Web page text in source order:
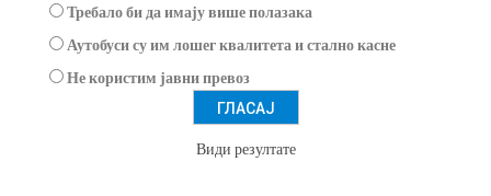
Требало би да имају више полазака
Аутобуси су им лошег квалитета и стално касне
Не користим јавни превоз
Види резултате